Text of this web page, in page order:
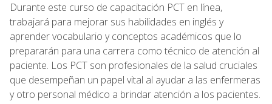
Durante este curso de capacitación PCT en línea,
trabajará para mejorar sus habilidades en inglés y
aprender vocabulario y conceptos académicos que lo
prepararán para una carrera como técnico de atención al
paciente. Los PCT son profesionales de la salud cruciales
que desempeñan un papel vital al ayudar a las enfermeras
y otro personal médico a brindar atención a los pacientes.